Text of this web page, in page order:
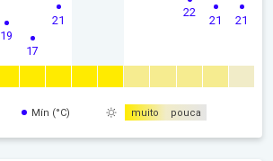
19
17
21
22
21 21
Mín (°C) muito pouca